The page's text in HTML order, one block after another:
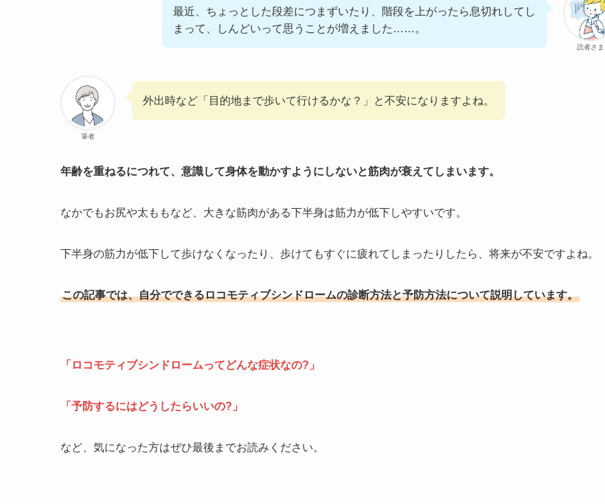
読者さま
最近、ちょっとした段差につまずいたり、階段を上がったら息切れしてし
まって、しんどいって思うことが増えました……。
筆者
外出時など「目的地まで歩いて行けるかな？」と不安になりますよね。
年齢を重ねるにつれて、意識して身体を動かすようにしないと筋肉が衰えてしまいます。
なかでもお尻や太ももなど、大きな筋肉がある下半身は筋力が低下しやすいです。
下半身の筋力が低下して歩けなくなったり、歩けてもすぐに疲れてしまったりしたら、将来が不安ですよね。
この記事では、自分でできるロコモティブシンドロームの診断方法と予防方法について説明しています。
「ロコモティブシンドロームってどんな症状なの?」
「予防するにはどうしたらいいの?」
など、気になった方はぜひ最後までお読みください。